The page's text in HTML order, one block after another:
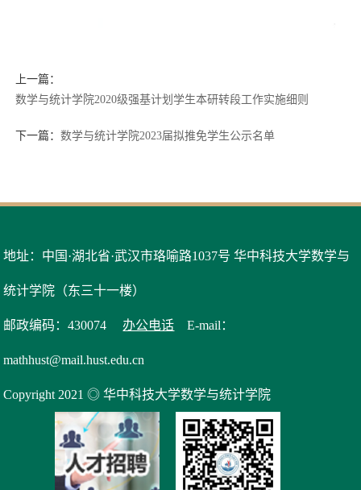
上一篇：
数学与统计学院2020级强基计划学生本研转段工作实施细则
下一篇：数学与统计学院2023届拟推免学生公示名单
地址：中国·湖北省·武汉市珞喻路1037号 华中科技大学数学与
统计学院（东三十一楼）
邮政编码：430074 办公电话 E-mail：
mathhust@mail.hust.edu.cn
Copyright 2021 ◎ 华中科技大学数学与统计学院